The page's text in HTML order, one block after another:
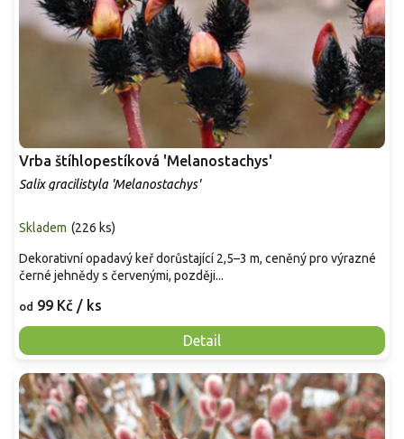
Vrba štíhlopestíková 'Melanostachys'
Salix gracilistyla 'Melanostachys'
Skladem (226 ks)
od 99 Kč / ks
Detail
Dekorativní opadavý keř dorůstající 2,5–3 m, ceněný pro výrazné
černé jehnědy s červenými, později...